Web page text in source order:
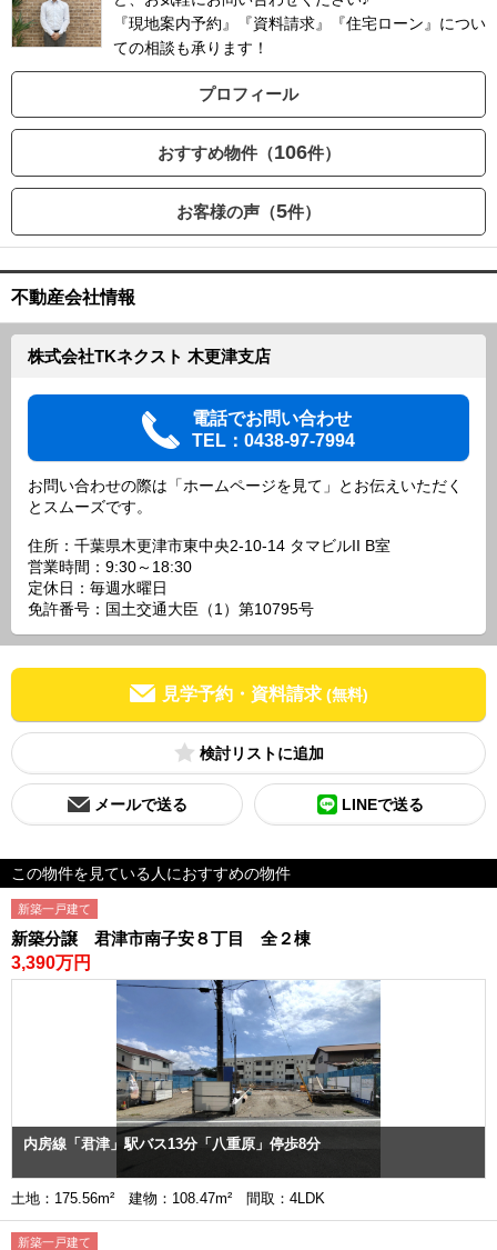
『現地案内予約』『資料請求』『住宅ローン』につい
ての相談も承ります！
プロフィール
おすすめ物件（106件）
お客様の声（5件）
不動産会社情報
株式会社TKネクスト 木更津支店
電話でお問い合わせ
TEL：0438-97-7994
お問い合わせの際は「ホームページを見て」とお伝えいただく
とスムーズです。
住所：千葉県木更津市東中央2-10-14 タマビルII B室
営業時間：9:30～18:30
定休日：毎週水曜日
免許番号：国土交通大臣（1）第10795号
見学予約・資料請求 (無料)
検討リスト
メールで送る LINEで送る
この物件を見ている人におすすめの物件
新築一戸建て
新築分譲 君津市南子安８丁目 全２棟
3,390万円
内房線「君津」駅バス13分「八重原」停歩8分
土地：175.56m² 建物：108.47m² 間取：4LDK
新築一戸建て